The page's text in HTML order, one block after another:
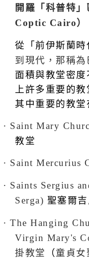
開羅「科普特
Coptic Cairo）
從「前伊斯蘭時
到現代，那稱為
面積與教堂密
上許多重要的
其中重要的教堂
․ Saint Mary
教堂
․ Saint Mercurius
․ Saints Sergius
Serga) 聖塞爾
․ The Hanging
Virgin Mary's
掛教堂 （童貞女